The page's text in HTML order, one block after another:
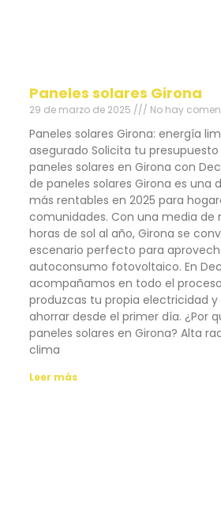
Paneles solares Girona
29 de marzo de 2025 No hay
Paneles solares Girona: energía
asegurado Solicita tu
paneles solares en Girona con
de paneles solares Girona es una
más rentables en 2025 para
comunidades. Con una media de
horas de sol al año, Girona se
escenario perfecto para
autoconsumo fotovoltaico. En
acompañamos en todo el
produzcas tu propia electricidad
ahorrar desde el primer día. ¿Por
paneles solares en Girona? Alta
clima
Leer más